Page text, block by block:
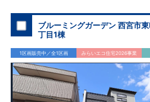
ブルーミングガーデン 西宮市
丁目1棟
1区画販売中／全1区画 みらいエコ住宅2026事業